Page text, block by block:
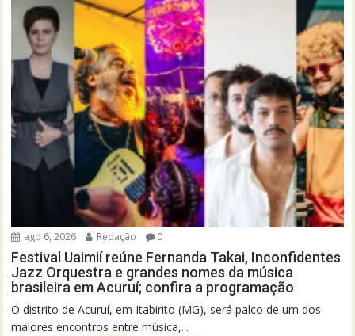
ago 6, 2026 Redação 0
Festival Uaimií reúne Fernanda Takai, Inconfidentes
Jazz Orquestra e grandes nomes da música
brasileira em Acuruí; confira a programação
O distrito de Acuruí, em Itabirito (MG), será palco de um dos
maiores encontros entre música,...